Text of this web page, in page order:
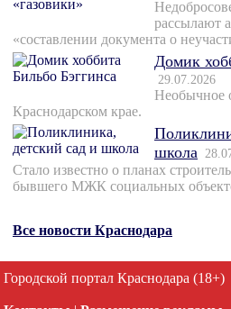
рассылают
«составлении документа о
Домик
29.07.2026
Необычное
Краснодарском крае.
школа
Стало известно о планах
бывшего МЖК социальных
Все новости Краснодара
Городской портал Краснодара (18+)